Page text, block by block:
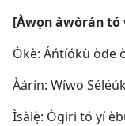
[Àwọn àwòrán tó
Òkè: Áńtíókù òde
Àárín: Wíwo
Ìsàlẹ̀: Ògiri tó yí